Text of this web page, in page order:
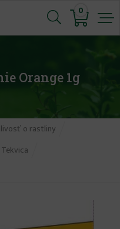
0
Orange 1g
o rastliny
Tekvica